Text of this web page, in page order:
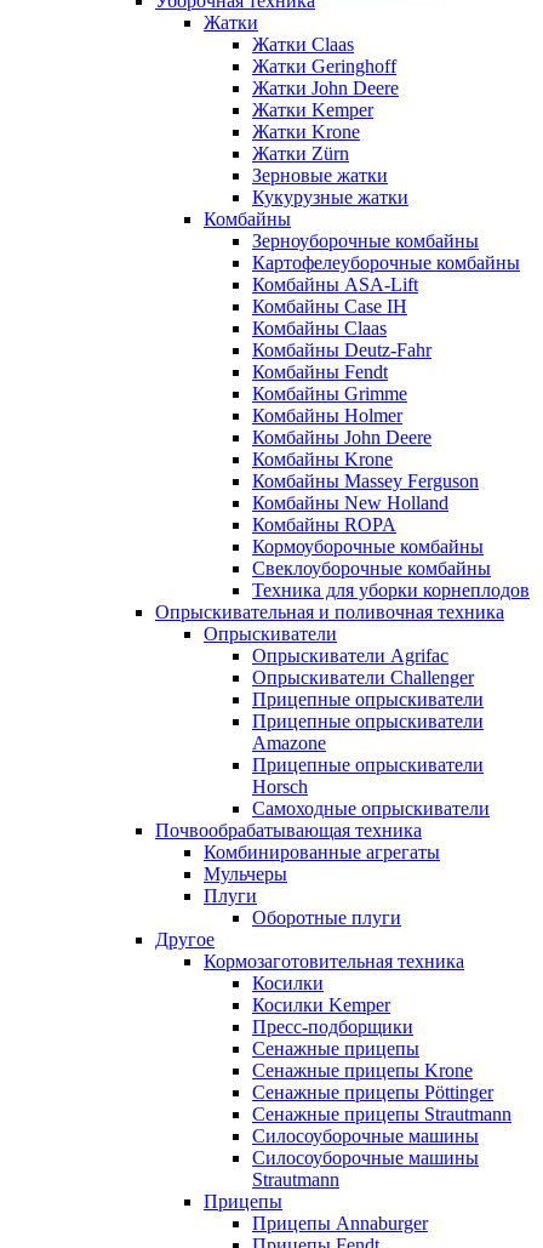
Жатки
Жатки Claas
Жатки Geringhoff
Жатки John Deere
Жатки Kemper
Жатки Krone
Жатки Zürn
Зерновые жатки
Кукурузные жатки
Комбайны
Зерноуборочные комбайны
Картофелеуборочные комбайны
Комбайны ASA-Lift
Комбайны Case IH
Комбайны Claas
Комбайны Deutz-Fahr
Комбайны Fendt
Комбайны Grimme
Комбайны Holmer
Комбайны John Deere
Комбайны Krone
Комбайны Massey Ferguson
Комбайны New Holland
Комбайны ROPA
Кормоуборочные комбайны
Свеклоуборочные комбайны
Техника для уборки корнеплодов
Опрыскивательная и поливочная техника
Опрыскиватели
Опрыскиватели Agrifac
Опрыскиватели Challenger
Прицепные опрыскиватели
Прицепные опрыскиватели
Amazone
Прицепные опрыскиватели
Horsch
Самоходные опрыскиватели
Почвообрабатывающая техника
Комбинированные агрегаты
Мульчеры
Плуги
Оборотные плуги
Другое
Кормозаготовительная техника
Косилки
Косилки Kemper
Пресс-подборщики
Сенажные прицепы
Сенажные прицепы Krone
Сенажные прицепы Pöttinger
Сенажные прицепы Strautmann
Силосоуборочные машины
Силосоуборочные машины
Strautmann
Прицепы
Прицепы Annaburger